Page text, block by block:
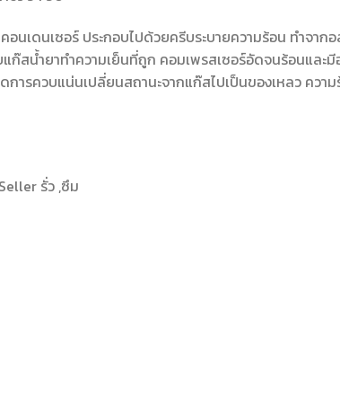
อนเดนเซอร์ ประกอบไปด้วยครีบระบายความร้อน ทำจาก
ก๊สน้ำยาทำความเย็นที่ถูก คอมเพรสเซอร์อัดจนร้อนและ
การควบแน่นเปลี่ยนสถานะจากแก๊สไปเป็นของเหลว ควา
รั่ว ,ซึม